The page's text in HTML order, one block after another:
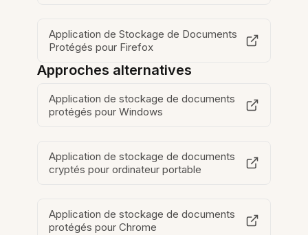
Application de Stockage de Documents
Protégés pour Firefox
Approches alternatives
Application de stockage de documents
protégés pour Windows
Application de stockage de documents
cryptés pour ordinateur portable
Application de stockage de documents
protégés pour Chrome